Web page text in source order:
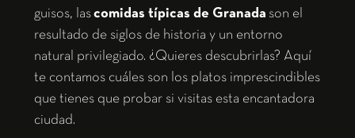
guisos, lascomidas típicas de Granada son el
resultado de siglos de historia y un entorno
natural privilegiado. ¿Quieres descubrirlas? Aquí
te contamos cuáles son los platos imprescindibles
que tienes que probar si visitas esta encantadora
ciudad.